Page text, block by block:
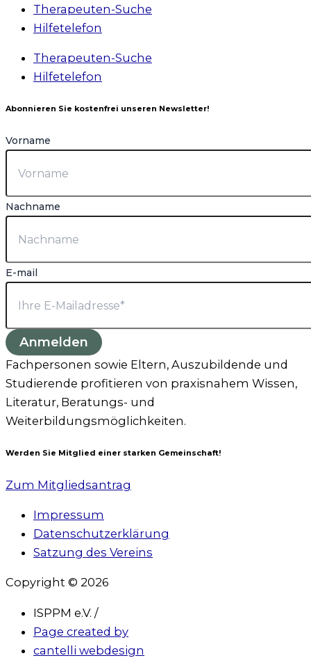
Therapeuten-Suche
Hilfetelefon
Therapeuten-Suche
Hilfetelefon
Abonnieren Sie kostenfrei unseren Newsletter!
Vorname
Nachname
E-mail
Anmelden
Fachpersonen sowie Eltern, Auszubildende und
Studierende profitieren von praxisnahem Wissen,
Literatur, Beratungs- und
Weiterbildungsmöglichkeiten.
Werden Sie Mitglied einer starken Gemeinschaft!
Zum Mitgliedsantrag
Impressum
Datenschutzerklärung
Satzung des Vereins
Copyright © 2026
ISPPM e.V. /
Page created by
cantelli webdesign